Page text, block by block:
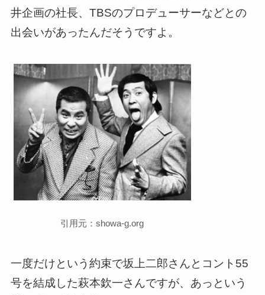
井企画の社長、TBSのプロデューサーなどとの
出会いがあったんだそうですよ。
引用元：showa-g.org
一度だけという約束で坂上二郎さんとコント55
号を結成した萩本欽一さんですが、あっという